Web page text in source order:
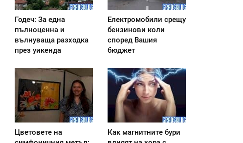
Годеч: За една
пълноценна и
вълнуваща разходка
през уикенда
Електромобили срещу
бензинови коли
според Вашия
бюджет
Цветовете на
Как магнитните бури